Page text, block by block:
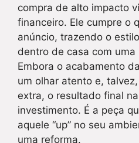
compra de alto impacto
financeiro. Ele cumpre o
anúncio, trazendo o
dentro de casa com
Embora o acabamento
um olhar atento e,
extra, o resultado final
investimento. É a peça
aquele “up” no seu
uma reforma.